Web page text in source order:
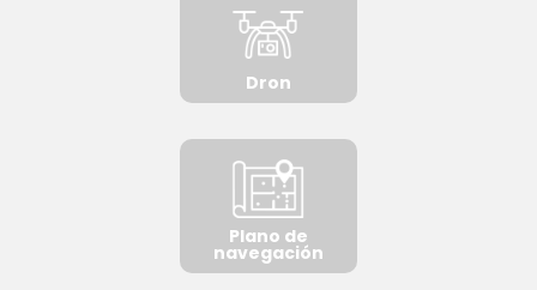
Dron
Plano de
navegación